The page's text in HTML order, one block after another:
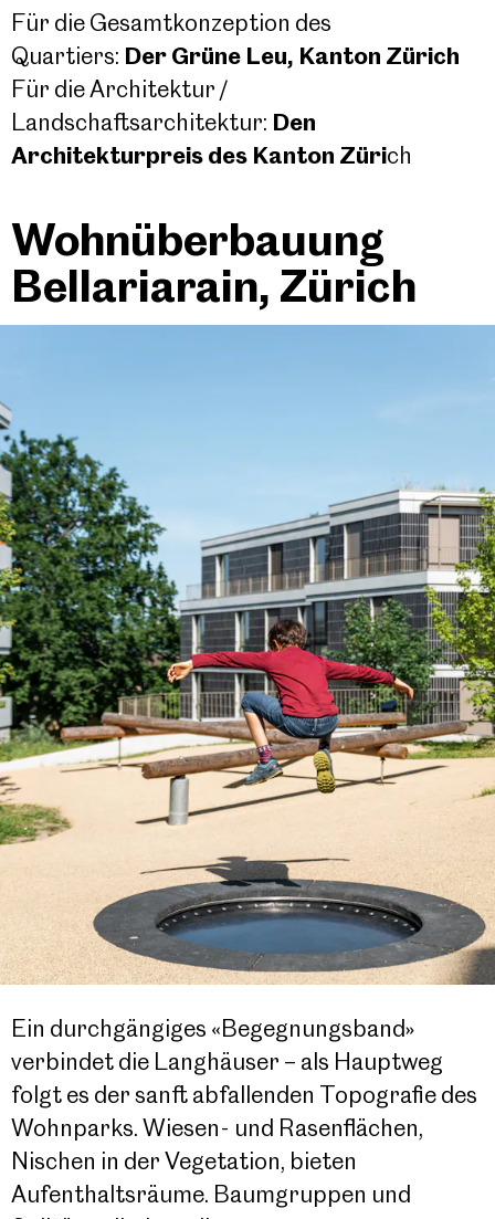
Für die Gesamtkonzeption des
Quartiers: Der Grüne Leu, Kanton Zürich
Für die Architektur /
Landschaftsarchitektur: Den
Architekturpreis des Kanton Zürich
Wohnüberbauung
Bellariarain, Zürich
Ein durchgängiges «Begegnungsband»
verbindet die Langhäuser – als Hauptweg
folgt es der sanft abfallenden Topografie des
Wohnparks. Wiesen- und Rasenflächen,
Nischen in der Vegetation, bieten
Aufenthaltsräume. Baumgruppen und